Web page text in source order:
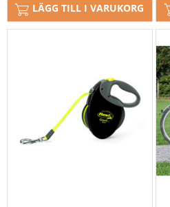
LÄGG TILL I VARUKORG